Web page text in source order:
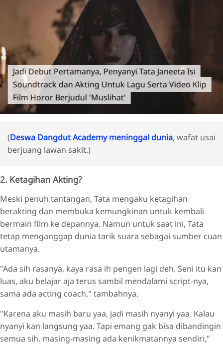
Jadi Debut Pertamanya, Penyanyi Tata Janeeta Isi
Soundtrack dan Akting Untuk Lagu Serta Video Klip
Film Horor Berjudul 'Muslihat'
(Deswa Dangdut Academy meninggal dunia, wafat usai
berjuang lawan sakit.)
2. Ketagihan Akting?
Meski penuh tantangan, Tata mengaku ketagihan
berakting dan membuka kemungkinan untuk kembali
bermain film ke depannya. Namun untuk saat ini, Tata
tetap menganggap dunia tarik suara sebagai sumber cuan
utamanya.
"Ada sih rasanya, kaya rasa ih pengen lagi deh. Seni itu kan
luas, aku belajar aja terus sambil mendalami script-nya,
sama ada acting coach," tambahnya.
"Karena aku masih baru yaa, jadi masih nyanyi yaa. Kalau
nyanyi kan langsung yaa. Tapi emang gak bisa dibandingin
semua sih, masing-masing ada kenikmatannya sendiri,"